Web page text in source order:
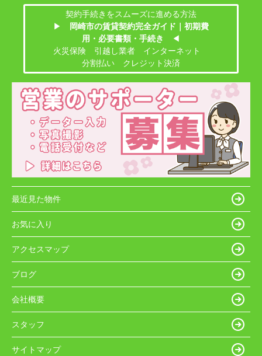
契約手続きをスムーズに進める方法
▶
岡崎市の賃貸契約完全ガイド｜初期費
用・必要書類・手続き
◀
火災保険 引越し業者 インターネット
分割払い クレジット決済
最近見た物件
お気に入り
アクセスマップ
ブログ
会社概要
スタッフ
サイトマップ